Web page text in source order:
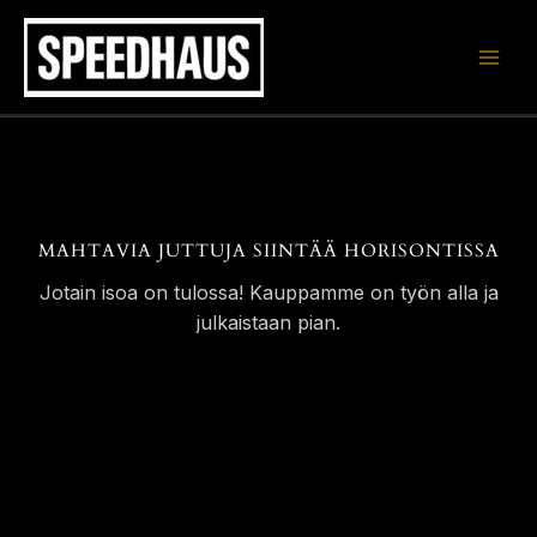
Siirry
sisältöön
MAHTAVIA JUTTUJA SIINTÄÄ HORISONTISSA
Jotain isoa on tulossa! Kauppamme on työn alla ja
julkaistaan pian.